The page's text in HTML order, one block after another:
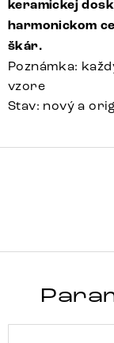
keramickej
harmonickom
škár.
Poznámka:
vzore
Stav: nový a